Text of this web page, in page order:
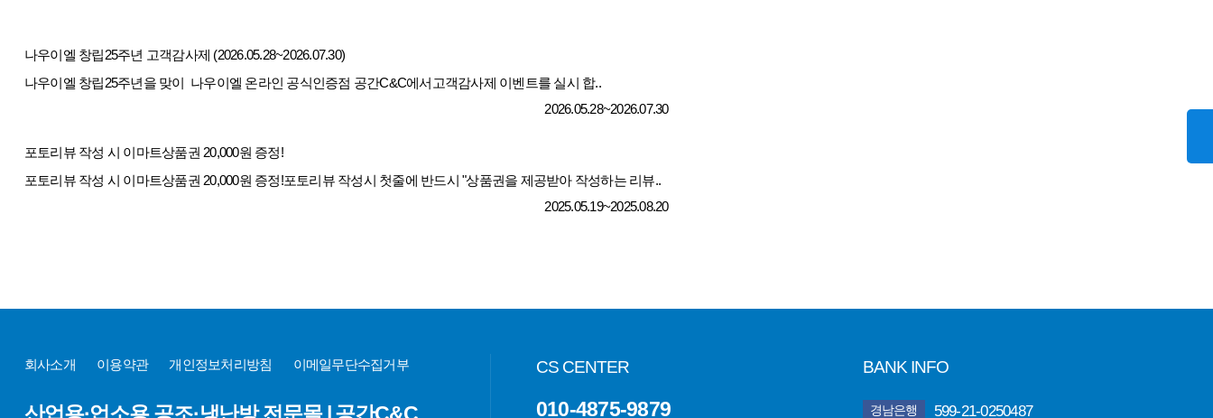
나우이엘 창립25주년 고객감사제 (2026.05.28~2026.07.30)
나우이엘 창립25주년을 맞이 나우이엘 온라인 공식인증점 공간C&C에서고객감사제 이벤트를 실시 합..
2026.05.28~2026.07.30
포토리뷰 작성 시 이마트상품권 20,000원 증정!
포토리뷰 작성 시 이마트상품권 20,000원 증정!포토리뷰 작성시 첫줄에 반드시 "상품권을 제공받아 작성하는 리뷰..
2025.05.19~2025.08.20
CS CENTER
010-4875-9879
BANK INFO
경남은행 599-21-0250487
회사소개 이용약관 개인정보처리방침 이메일무단수집거부